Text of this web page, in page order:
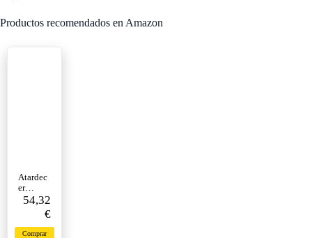
Productos recomendados en Amazon
Atardec
er
Palmas
54,32
€
Comprar